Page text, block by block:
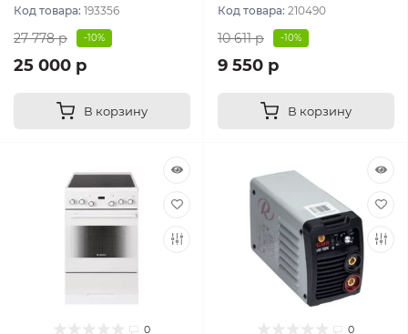
Код товара: 193356
27 778 р -10%
25 000 р
В корзину
Код товара: 210490
10 611 р -10%
9 550 р
В корзину
0 0